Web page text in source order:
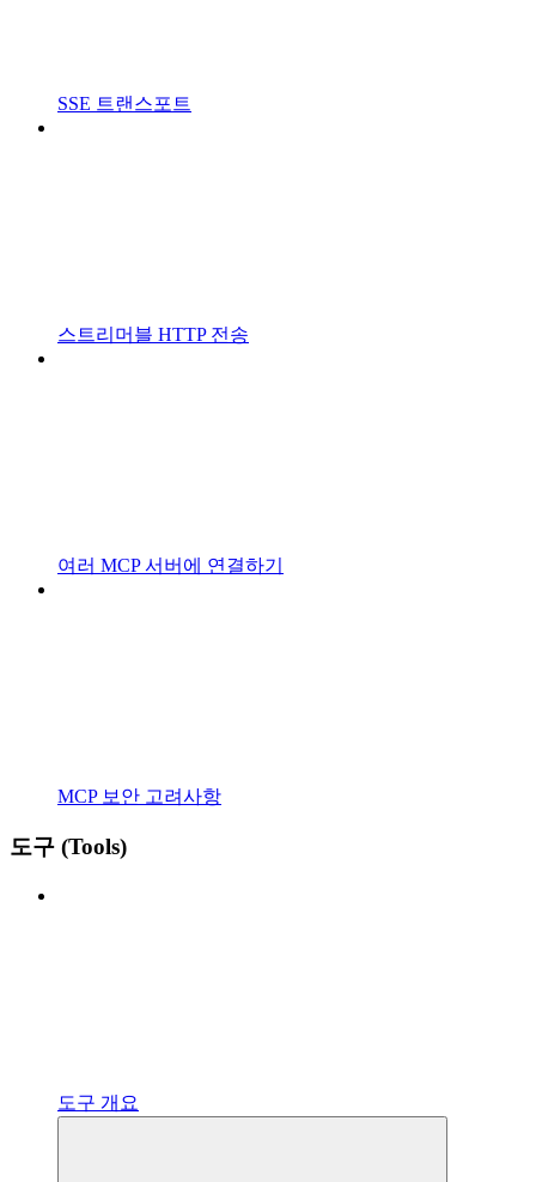
SSE 트랜스포트
스트리머블 HTTP 전송
여러 MCP 서버에 연결하기
MCP 보안 고려사항
도구 (Tools)
도구 개요